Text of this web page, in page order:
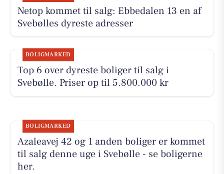
Netop kommet til salg: Ebbedalen 13 en af
Svebølles dyreste adresser
BOLIGMARKED
Top 6 over dyreste boliger til salg i
Svebølle. Priser op til 5.800.000 kr
BOLIGMARKED
Azaleavej 42 og 1 anden boliger er kommet
til salg denne uge i Svebølle - se boligerne
her.